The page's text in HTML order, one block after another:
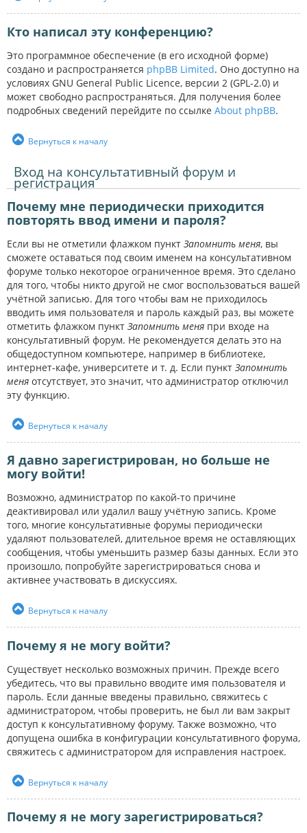
Кто написал эту конференцию?
Это программное обеспечение (в его исходной форме)
создано и распространяется phpBB Limited. Оно доступно на
условиях GNU General Public Licence, версии 2 (GPL-2.0) и
может свободно распространяться. Для получения более
подробных сведений перейдите по ссылке About phpBB.
Вернуться к началу
Вход на консультативный форум и
регистрация
Почему мне периодически приходится
повторять ввод имени и пароля?
Если вы не отметили флажком пункт Запомнить меня, вы
сможете оставаться под своим именем на консультативном
форуме только некоторое ограниченное время. Это сделано
для того, чтобы никто другой не смог воспользоваться вашей
учётной записью. Для того чтобы вам не приходилось
вводить имя пользователя и пароль каждый раз, вы можете
отметить флажком пункт Запомнить меня при входе на
консультативный форум. Не рекомендуется делать это на
общедоступном компьютере, например в библиотеке,
интернет-кафе, университете и т. д. Если пункт Запомнить
меня отсутствует, это значит, что администратор отключил
эту функцию.
Вернуться к началу
Я давно зарегистрирован, но больше не
могу войти!
Возможно, администратор по какой-то причине
деактивировал или удалил вашу учётную запись. Кроме
того, многие консультативные форумы периодически
удаляют пользователей, длительное время не оставляющих
сообщения, чтобы уменьшить размер базы данных. Если это
произошло, попробуйте зарегистрироваться снова и
активнее участвовать в дискуссиях.
Вернуться к началу
Почему я не могу войти?
Существует несколько возможных причин. Прежде всего
убедитесь, что вы правильно вводите имя пользователя и
пароль. Если данные введены правильно, свяжитесь с
администратором, чтобы проверить, не был ли вам закрыт
доступ к консультативному форуму. Также возможно, что
допущена ошибка в конфигурации консультативного форума,
свяжитесь с администратором для исправления настроек.
Вернуться к началу
Почему я не могу зарегистрироваться?